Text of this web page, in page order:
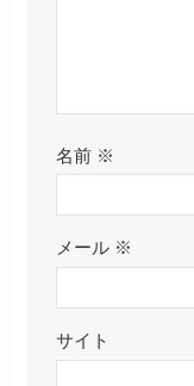
名前 ※
メール ※
サイト